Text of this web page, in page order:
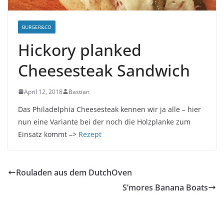
BURGER&CO
Hickory planked
Cheesesteak Sandwich
April 12, 2018 Bastian
Das Philadelphia Cheesesteak kennen wir ja alle – hier
nun eine Variante bei der noch die Holzplanke zum
Einsatz kommt –> Rezept
Rouladen aus dem DutchOven
S’mores Banana Boats